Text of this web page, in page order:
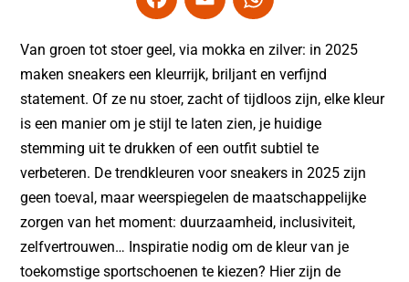
a
c
e
b
o
o
k
m
ai
l
at
s
A
p
p
Van groen tot stoer geel, via mokka en zilver: in 2025
maken sneakers een kleurrijk, briljant en verfijnd
statement. Of ze nu stoer, zacht of tijdloos zijn, elke kleur
is een manier om je stijl te laten zien, je huidige
stemming uit te drukken of een outfit subtiel te
verbeteren. De trendkleuren voor sneakers in 2025 zijn
geen toeval, maar weerspiegelen de maatschappelijke
zorgen van het moment: duurzaamheid, inclusiviteit,
zelfvertrouwen… Inspiratie nodig om de kleur van je
toekomstige sportschoenen te kiezen? Hier zijn de